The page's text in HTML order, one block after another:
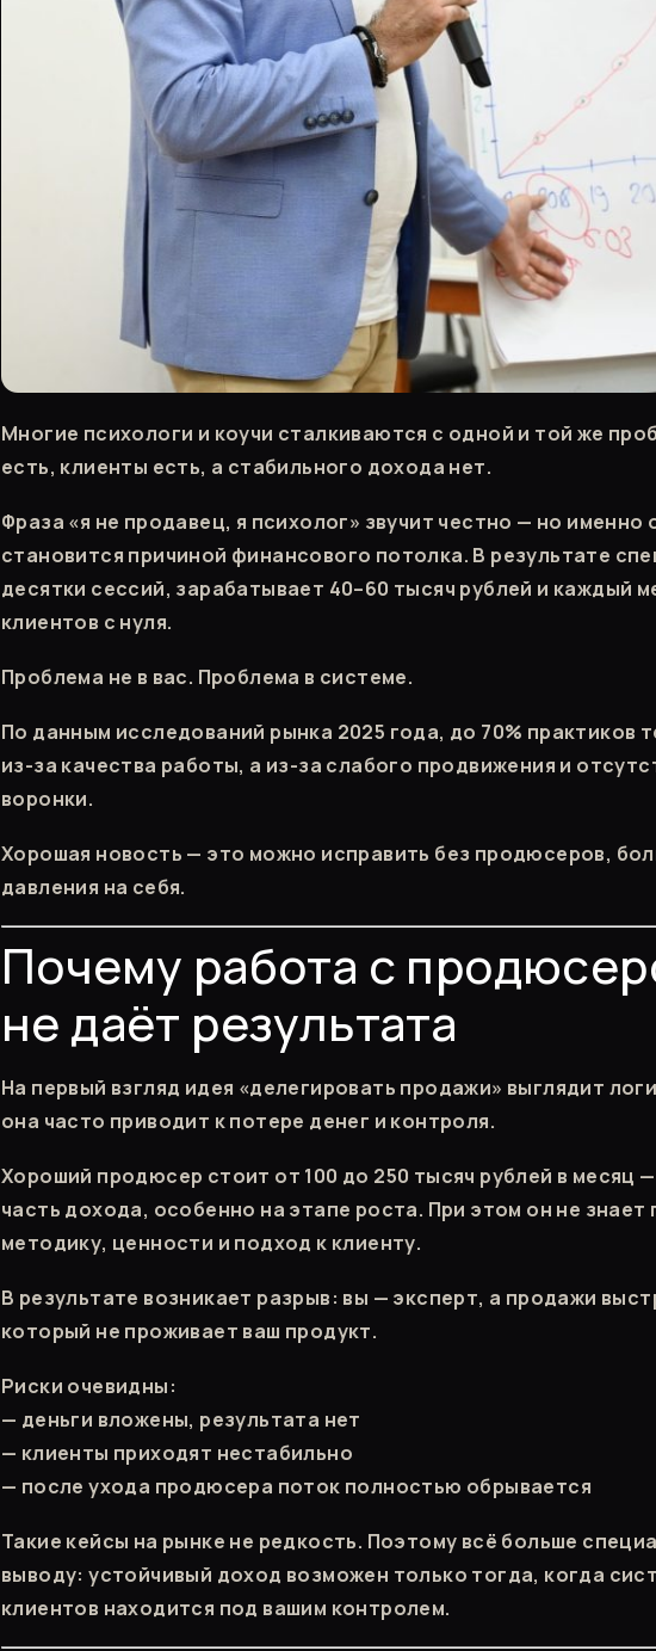
Многие психологи и коучи сталкиваются с одной и той же
есть, клиенты есть, а стабильного дохода нет.
Фраза «я не продавец, я психолог» звучит честно — но именно
становится причиной финансового потолка. В результате
десятки сессий, зарабатывает 40–60 тысяч рублей и каждый
клиентов с нуля.
Проблема не в вас. Проблема в системе.
По данным исследований рынка 2025 года, до 70% практиков
из-за качества работы, а из-за слабого продвижения и
воронки.
Хорошая новость — это можно исправить без продюсеров,
давления на себя.
Почему работа с
не даёт результата
На первый взгляд идея «делегировать продажи» выглядит
она часто приводит к потере денег и контроля.
Хороший продюсер стоит от 100 до 250 тысяч рублей в месяц
часть дохода, особенно на этапе роста. При этом он не знает
методику, ценности и подход к клиенту.
В результате возникает разрыв: вы — эксперт, а продажи
который не проживает ваш продукт.
Риски очевидны:
— деньги вложены, результата нет
— клиенты приходят нестабильно
— после ухода продюсера поток полностью обрывается
Такие кейсы на рынке не редкость. Поэтому всё больше
выводу: устойчивый доход возможен только тогда, когда
клиентов находится под вашим контролем.